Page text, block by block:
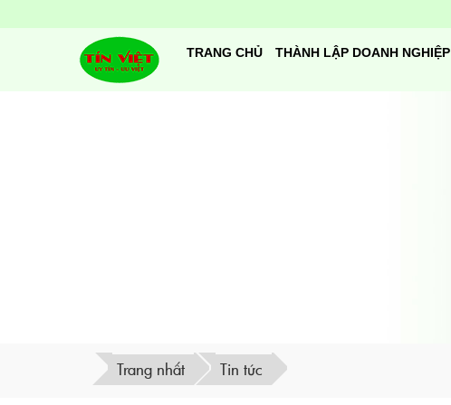
TRANG CHỦ THÀNH LẬP DOANH NGHIỆP
Trang nhất Tin tức